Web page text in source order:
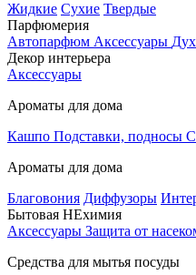
Жидкие Сухие Твердые
Парфюмерия
Автопарфюм Аксессуары
Декор интерьера
Аксессуары
Ароматы для дома
Кашпо Подставки, подносы
Ароматы для дома
Благовония Диффузоры
Бытовая НЕхимия
Аксессуары Защита от
Средства для мытья посуды